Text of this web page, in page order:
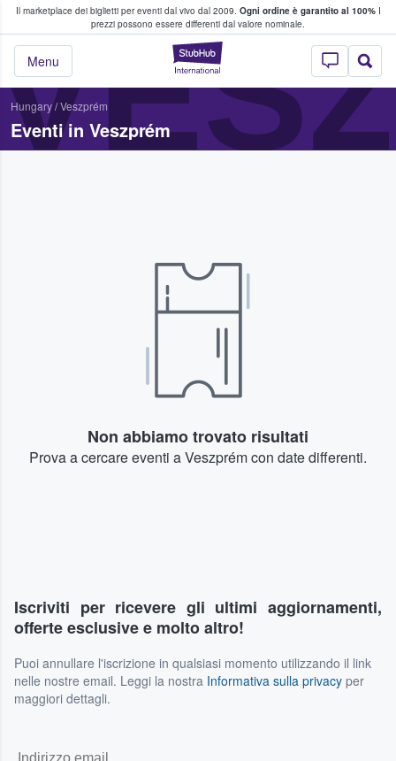
Il marketplace dei biglietti per eventi dal vivo dal 2009. Ogni ordine è garantito al 100%I
prezzi possono essere differenti dal valore nominale.
StubHub - Dove
Menu
fan comprano e vendono biglietti
Hungary/Veszprém
Eventi in Veszprém
Non abbiamo trovato risultati
Prova a cercare eventi a Veszprém con date differenti.
Iscriviti per ricevere gli ultimi aggiornamenti,
offerte esclusive e molto altro!
Puoi annullare l'iscrizione in qualsiasi momento utilizzando il link
nelle nostre email. Leggi la nostra Informativa sulla privacy per
maggiori dettagli.